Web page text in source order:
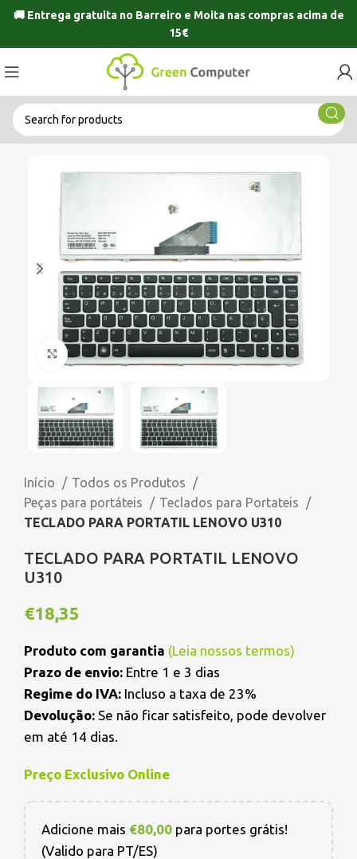
🚚 Entrega gratuita no Barreiro e Moitanas compras acima de
15€
Click to enlarge
Início
Todos os Produtos
Peças para portáteis
Teclados para Portateis
TECLADO PARA PORTATIL LENOVO U310
TECLADO PARA PORTATIL LENOVO
U310
€18,35
Produto com garantia (Leia nossos termos)
Prazo de envio: Entre 1 e 3 dias
Regime do IVA: Incluso a taxa de 23%
Devolução: Se não ficar satisfeito, pode devolver
em até 14 dias.
Preço Exclusivo Online
Adicione mais €80,00 para portes grátis!
(Valido para PT/ES)